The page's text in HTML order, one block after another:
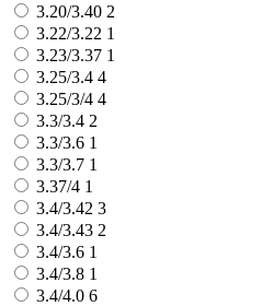
3.20/3.40 2
3.22/3.22 1
3.23/3.37 1
3.25/3.4 4
3.25/3/4 4
3.3/3.4 2
3.3/3.6 1
3.3/3.7 1
3.37/4 1
3.4/3.42 3
3.4/3.43 2
3.4/3.6 1
3.4/3.8 1
3.4/4.0 6